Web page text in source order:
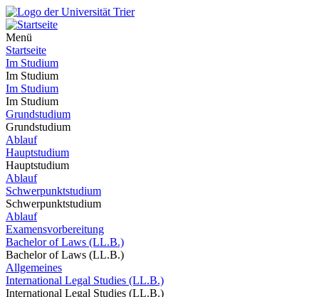
Menü
Startseite
Im Studium
Im Studium
Im Studium
Im Studium
Grundstudium
Grundstudium
Ablauf
Hauptstudium
Hauptstudium
Ablauf
Schwerpunktstudium
Schwerpunktstudium
Ablauf
Examensvorbereitung
Bachelor of Laws (LL.B.)
Bachelor of Laws (LL.B.)
Allgemeines
International Legal Studies (LL.B.)
International Legal Studies (LL.B.)